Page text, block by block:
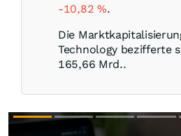
-10,82 %.
Die
Technology bezifferte
165,66 Mrd..